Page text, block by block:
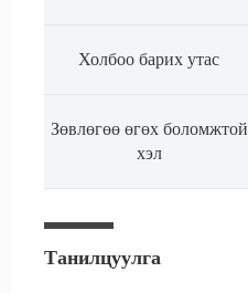
Холбоо барих утас
Зөвлөгөө өгөх боломжтой
хэл
Танилцуулга